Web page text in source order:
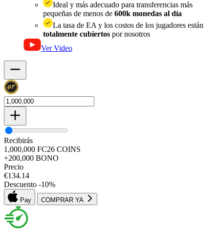
Ideal y más adecuado para transferencias más
pequeñas de menos de 600k monedas al día
La tasa de EA y los costos de los jugadores están
totalmente cubiertos por nosotros
Ver Video
Recibirás
1,000,000 FC26 COINS
+200,000 BONO
Precio
€134.14
Descuento -10%
Pay COMPRAR YA